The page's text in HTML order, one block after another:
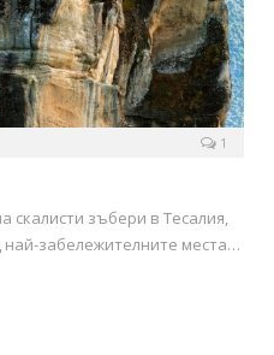
1
скалисти зъбери в Тесалия,
забележителните места…